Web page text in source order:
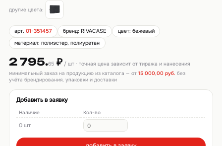
другие цвета:
арт.01-351457 бренд: RIVACASE
цвет: бежевый
материал: полиэстер, полиуретан
2 795.65₽/ шт · точная цена зависит от тиража и нанесения
минимальный заказ на продукцию из каталога — от 15 000,00 руб. без
учёта брендирования, упаковки и доставки
Добавить в заявку
Наличие Кол-во
0 шт